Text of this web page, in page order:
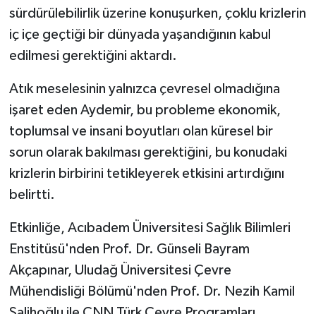
sürdürülebilirlik üzerine konuşurken, çoklu krizlerin
iç içe geçtiği bir dünyada yaşandığının kabul
edilmesi gerektiğini aktardı.
Atık meselesinin yalnızca çevresel olmadığına
işaret eden Aydemir, bu probleme ekonomik,
toplumsal ve insani boyutları olan küresel bir
sorun olarak bakılması gerektiğini, bu konudaki
krizlerin birbirini tetikleyerek etkisini artırdığını
belirtti.
Etkinliğe, Acıbadem Üniversitesi Sağlık Bilimleri
Enstitüsü'nden Prof. Dr. Günseli Bayram
Akçapınar, Uludağ Üniversitesi Çevre
Mühendisliği Bölümü'nden Prof. Dr. Nezih Kamil